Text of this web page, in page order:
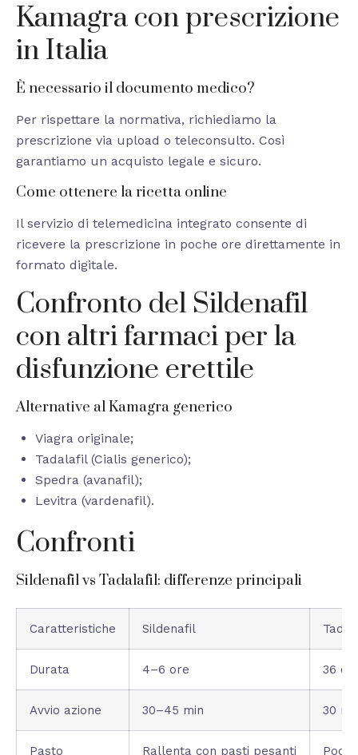
Kamagra con prescrizione
in Italia
È necessario il documento medico?
Per rispettare la normativa, richiediamo la
prescrizione via upload o teleconsulto. Così
garantiamo un acquisto legale e sicuro.
Come ottenere la ricetta online
Il servizio di telemedicina integrato consente di
ricevere la prescrizione in poche ore direttamente in
formato digitale.
Confronto del Sildenafil
con altri farmaci per la
disfunzione erettile
Alternative al Kamagra generico
Viagra originale;
Tadalafil (Cialis generico);
Spedra (avanafil);
Levitra (vardenafil).
Confronti
Sildenafil vs Tadalafil: differenze principali
Caratteristiche Sildenafil
Durata 4–6 ore 36
Avvio azione 30–45 min 30
Pasto Rallenta con pasti pesanti Poco